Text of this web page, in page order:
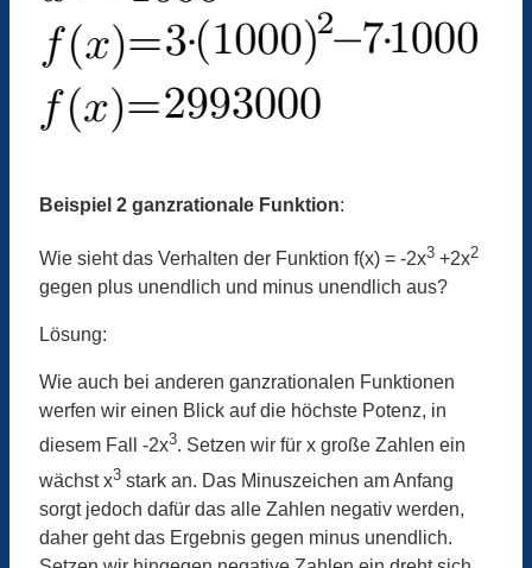
Beispiel 2 ganzrationale Funktion:
Wie sieht das Verhalten der Funktion f(x) = -2x3 +2x2
gegen plus unendlich und minus unendlich aus?
Lösung:
Wie auch bei anderen ganzrationalen Funktionen
werfen wir einen Blick auf die höchste Potenz, in
diesem Fall -2x3. Setzen wir für x große Zahlen ein
wächst x3 stark an. Das Minuszeichen am Anfang
sorgt jedoch dafür das alle Zahlen negativ werden,
daher geht das Ergebnis gegen minus unendlich.